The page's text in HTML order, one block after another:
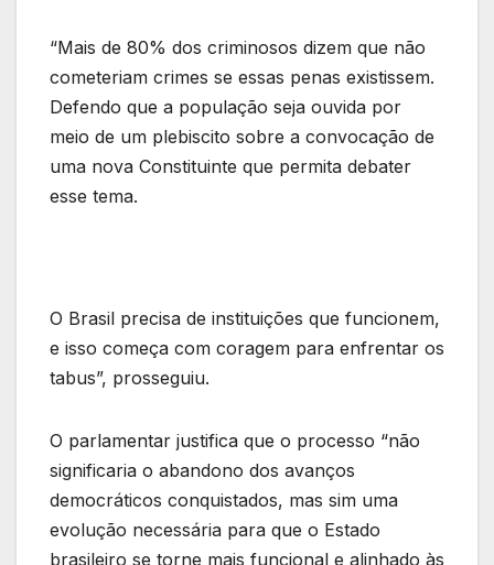
“Mais de 80% dos criminosos dizem que não
cometeriam crimes se essas penas existissem.
Defendo que a população seja ouvida por
meio de um plebiscito sobre a convocação de
uma nova Constituinte que permita debater
esse tema.
O Brasil precisa de instituições que funcionem,
e isso começa com coragem para enfrentar os
tabus”, prosseguiu.
O parlamentar justifica que o processo “não
significaria o abandono dos avanços
democráticos conquistados, mas sim uma
evolução necessária para que o Estado
brasileiro se torne mais funcional e alinhado às